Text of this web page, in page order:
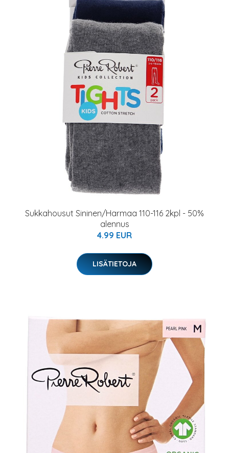
Sukkahousut Sininen/Harmaa 110-116 2kpl - 50%
alennus
4.99 EUR
LISÄTIETOJA